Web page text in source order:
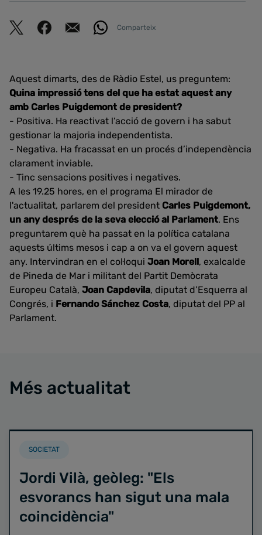
Comparteix
Aquest dimarts, des de Ràdio Estel, us preguntem:
Quina impressió tens del que ha estat aquest any
amb Carles Puigdemont de president?
- Positiva. Ha reactivat l’acció de govern i ha sabut
gestionar la majoria independentista.
- Negativa. Ha fracassat en un procés d’independència
clarament inviable.
- Tinc sensacions positives i negatives.
A les 19.25 hores, en el programa El mirador de
l'actualitat, parlarem del president Carles Puigdemont,
un any després de la seva elecció al Parlament. Ens
preguntarem què ha passat en la política catalana
aquests últims mesos i cap a on va el govern aquest
any. Intervindran en el col·loqui Joan Morell, exalcalde
de Pineda de Mar i militant del Partit Demòcrata
Europeu Català, Joan Capdevila, diputat d’Esquerra al
Congrés, i Fernando Sánchez Costa, diputat del PP al
Parlament.
Més actualitat
SOCIETAT
Jordi Vilà, geòleg: "Els
esvorancs han sigut una mala
coincidència"